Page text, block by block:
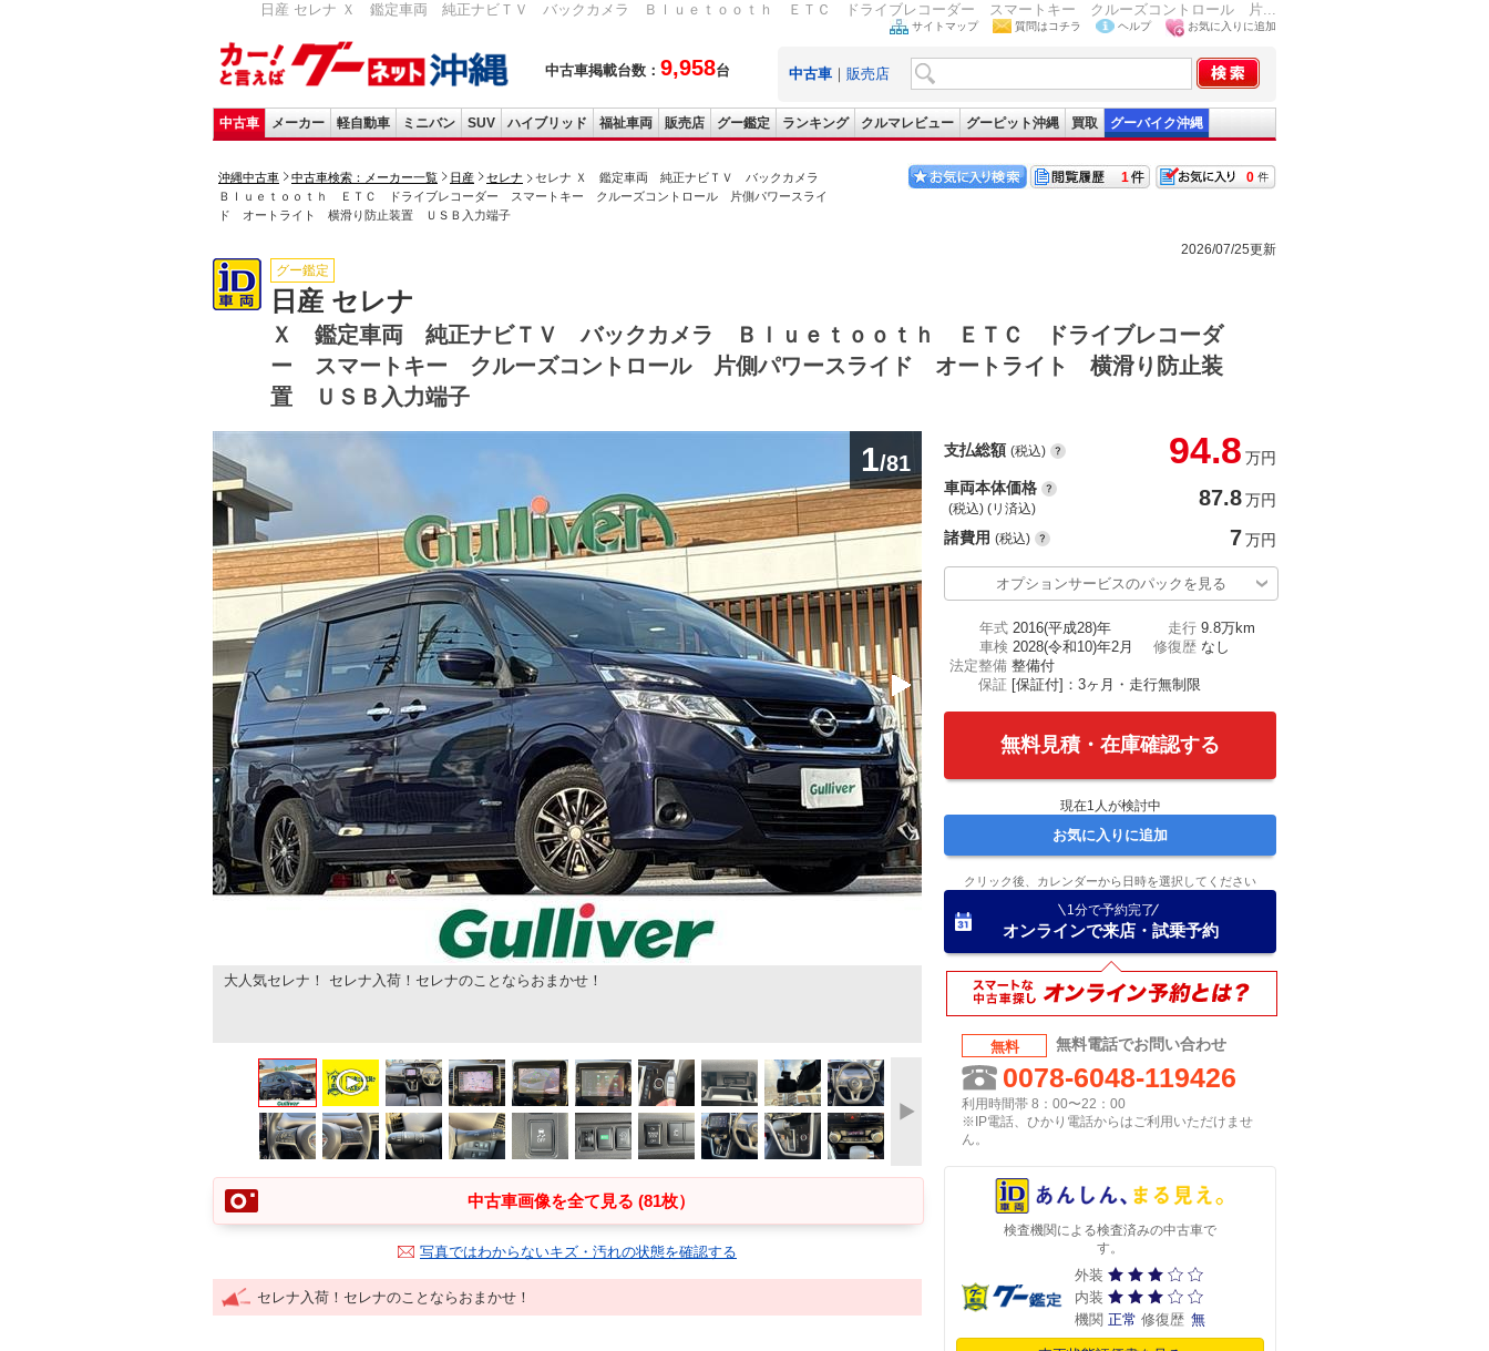
日産 セレナ Ｘ 鑑定車両 純正ナビＴＶ バックカメラ Ｂｌｕｅｔｏｏｔｈ ＥＴＣ ドライブレコーダー スマートキー クルーズコントロール 片...
中古車掲載台数： 9,958台
サイトマップ 質問はコチラ ヘルプ お気に入りに追加
中古車 ｜ 販売店
中古車 メーカー 軽自動車 ミニバン SUV ハイブリッド 福祉車両 販売店 グー鑑定 ランキング クルマレビュー グーピット沖縄 買取 グーバイク沖縄
沖縄中古車 中古車検索：メーカー一覧 日産 セレナ
セレナ Ｘ 鑑定車両 純正ナビＴＶ バックカメラ
Ｂｌｕｅｔｏｏｔｈ ＥＴＣ ドライブレコーダー スマートキー クルーズコントロール 片側パワースライ
ド オートライト 横滑り防止装置 ＵＳＢ入力端子
0
1
2026/07/25更新
グー鑑定
日産 セレナ
Ｘ 鑑定車両 純正ナビＴＶ バックカメラ Ｂｌｕｅｔｏｏｔｈ ＥＴＣ ドライブレコーダ
ー スマートキー クルーズコントロール 片側パワースライド オートライト 横滑り防止装
置 ＵＳＢ入力端子
大人気セレナ！ セレナ入荷！セレナのことならおまかせ！
1/81
中古車画像を全て見る (81枚）
写真ではわからないキズ・汚れの状態を確認する
セレナ入荷！セレナのことならおまかせ！
支払総額 (税込) 94.8 万円
車両本体価格
(税込) (リ済込) 87.8万円
諸費用 (税込) 7万円
オプションサービスのパックを見る
年式 2016(平成28)年 走行 9.8万km
車検 2028(令和10)年2月 修復歴 なし
法定整備 整備付
保証 [保証付]：3ヶ月・走行無制限
無料見積・在庫確認する
現在1 人が検討中
お気に入りに追加
クリック後、カレンダーから日時を選択してください
1分で予約完了
オンラインで来店・試乗予約
無料 無料電話でお問い合わせ
0078-6048-119426
利用時間帯 8：00〜22：00
※IP電話、ひかり電話からはご利用いただけませ
ん。
検査機関による検査済みの中古車で
す。
外装
内装
機関 正常 修復歴 無